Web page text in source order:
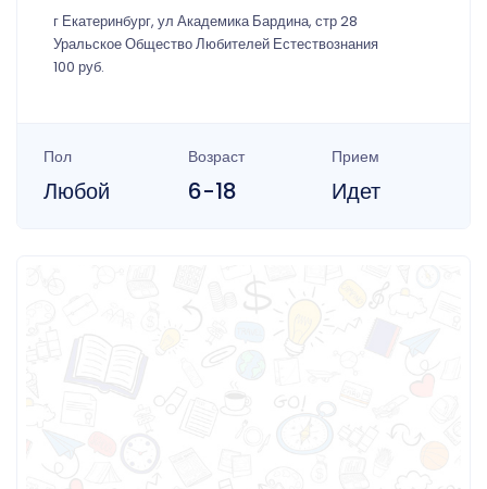
г Екатеринбург, ул Академика Бардина, стр 28
Уральское Общество Любителей Естествознания
100 руб.
Пол
Любой
Возраст
6-18
Прием
Идет